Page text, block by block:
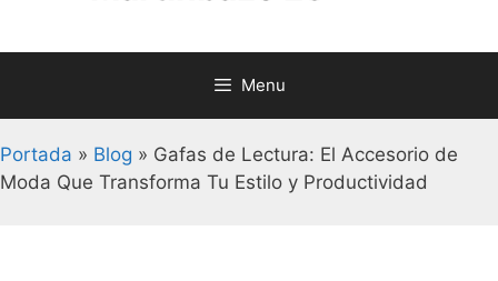
Menu
Portada » Blog » Gafas de Lectura: El Accesorio de
Moda Que Transforma Tu Estilo y Productividad